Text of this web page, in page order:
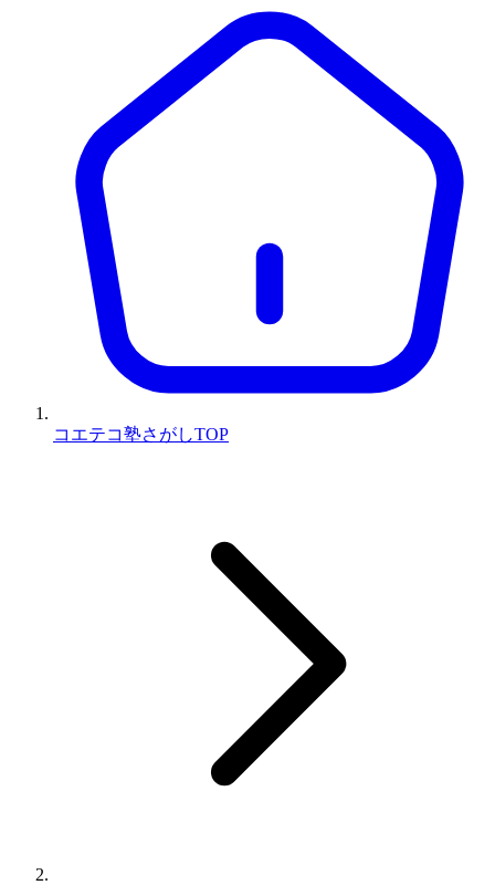
コエテコ塾さがしTOP